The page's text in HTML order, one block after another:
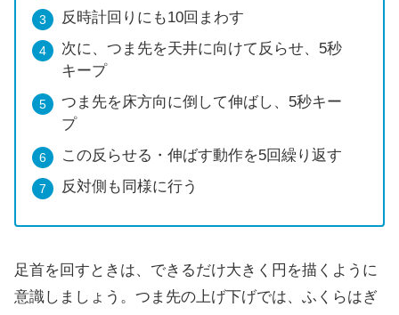
反時計回りにも10回まわす
次に、つま先を天井に向けて反らせ、5秒
キープ
つま先を床方向に倒して伸ばし、5秒キー
プ
この反らせる・伸ばす動作を5回繰り返す
反対側も同様に行う
足首を回すときは、できるだけ大きく円を描くように
意識しましょう。つま先の上げ下げでは、ふくらはぎ